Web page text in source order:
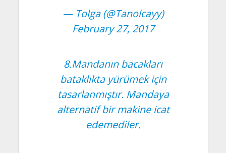
— Tolga (@Tanolcayy)
February 27, 2017
8.Mandanın bacakları
bataklıkta yürümek için
tasarlanmıştır. Mandaya
alternatif bir makine icat
edemediler.